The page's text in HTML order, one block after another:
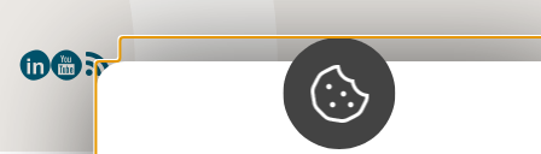
Mentions légales